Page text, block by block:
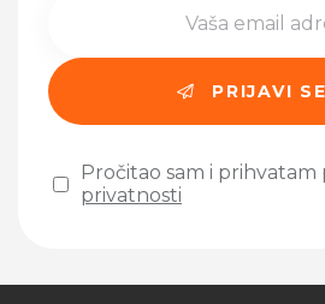
Pročitao sam i prihvatam
privatnosti